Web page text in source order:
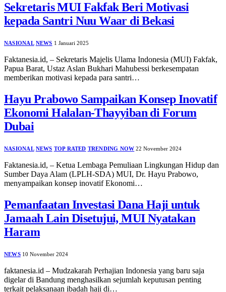
Sekretaris MUI Fakfak Beri Motivasi
kepada Santri Nuu Waar di Bekasi
NASIONAL NEWS 1 Januari 2025
Faktanesia.id, – Sekretaris Majelis Ulama Indonesia (MUI) Fakfak,
Papua Barat, Ustaz Aslan Bukhari Mahubessi berkesempatan
memberikan motivasi kepada para santri…
Hayu Prabowo Sampaikan Konsep Inovatif
Ekonomi Halalan-Thayyiban di Forum
Dubai
NASIONAL NEWS TOP RATED TRENDING NOW 22 November 2024
Faktanesia.id, – Ketua Lembaga Pemuliaan Lingkungan Hidup dan
Sumber Daya Alam (LPLH-SDA) MUI, Dr. Hayu Prabowo,
menyampaikan konsep inovatif Ekonomi…
Pemanfaatan Investasi Dana Haji untuk
Jamaah Lain Disetujui, MUI Nyatakan
Haram
NEWS 10 November 2024
faktanesia.id – Mudzakarah Perhajian Indonesia yang baru saja
digelar di Bandung menghasilkan sejumlah keputusan penting
terkait pelaksanaan ibadah haji di…